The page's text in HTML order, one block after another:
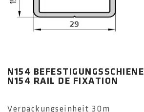
N154 BEFESTIGUNGSSCHIENE
N154 RAIL DE FIXATION
Verpackungseinheit 30m